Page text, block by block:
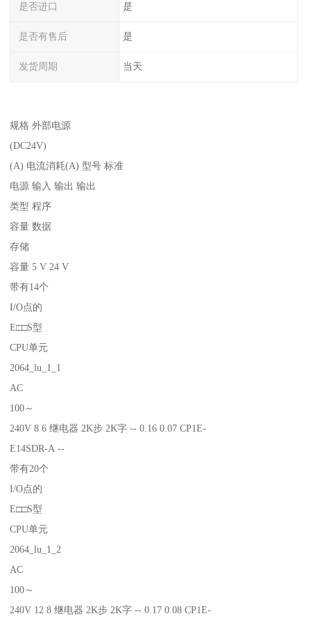
是否进口 是
是否有售后 是
发货周期 当天
规格 外部电源
(DC24V)
(A) 电流消耗(A) 型号 标准
电源 输入 输出 输出
类型 程序
容量 数据
存储
容量 5 V 24 V
带有14个
I/O点的
E□□S型
CPU单元
2064_lu_1_1
AC
100～
240V 8 6 继电器 2K步 2K字 -- 0.16 0.07 CP1E-
E14SDR-A --
带有20个
I/O点的
E□□S型
CPU单元
2064_lu_1_2
AC
100～
240V 12 8 继电器 2K步 2K字 -- 0.17 0.08 CP1E-